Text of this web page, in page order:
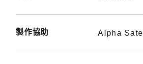
製作協助 Alpha